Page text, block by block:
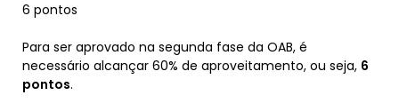
6 pontos
Para ser aprovado na segunda fase da OAB, é
necessário alcançar 60% de aproveitamento, ou seja, 6
pontos.